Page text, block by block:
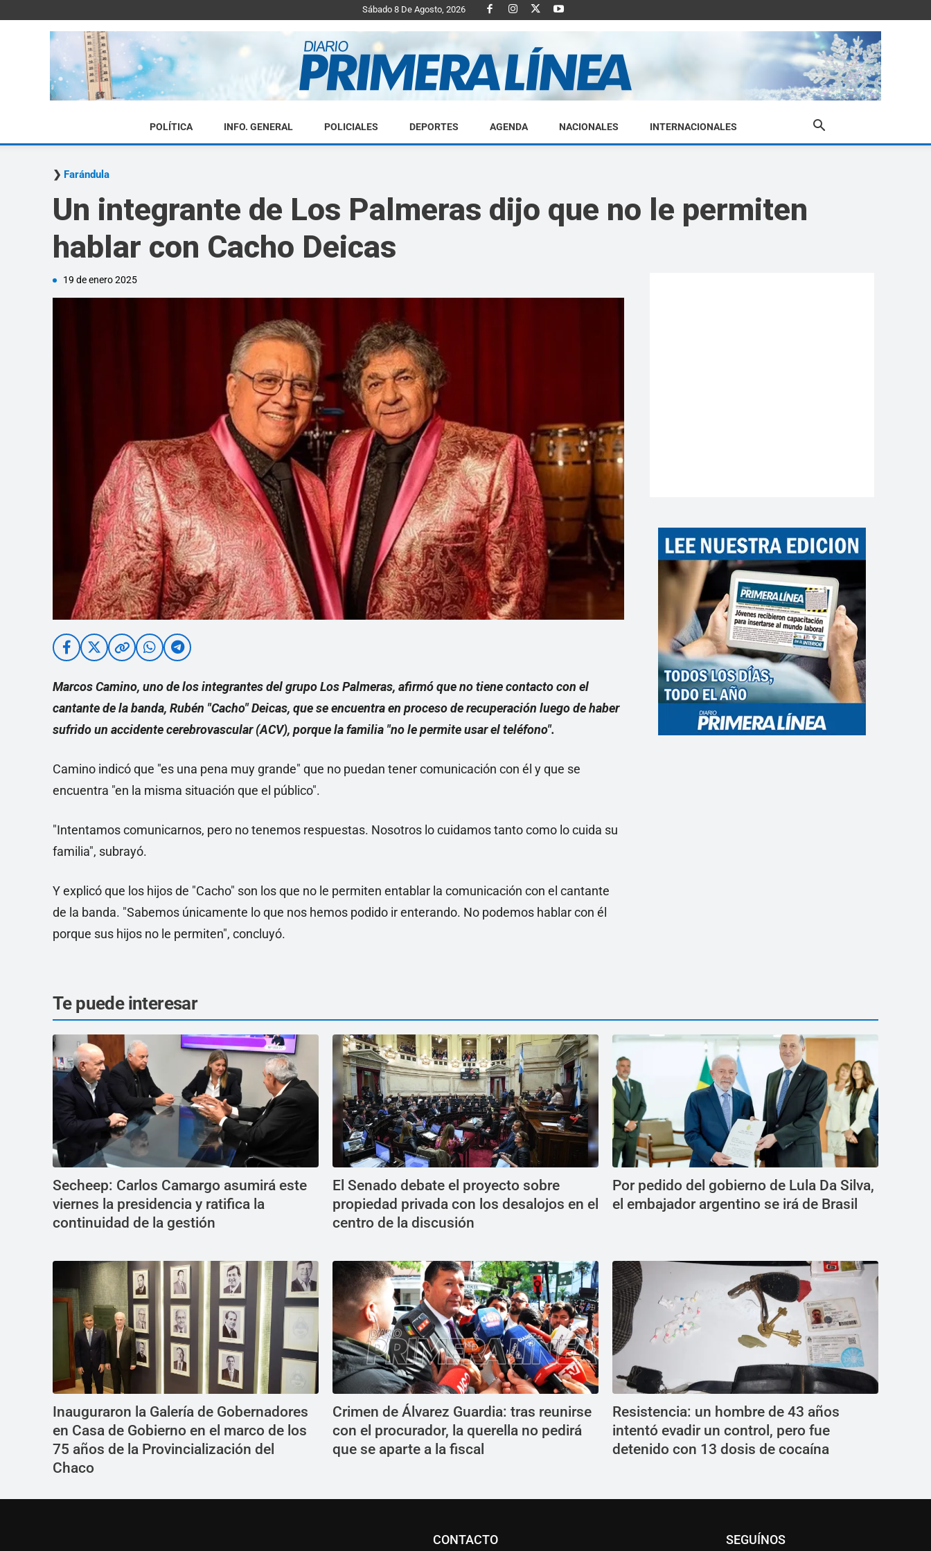
Sábado 8 De Agosto, 2026
Diario
POLÍTICA INFO. GENERAL POLICIALES DEPORTES AGENDA NACIONALES INTERNACIONALES
Farándula
Un integrante de Los Palmeras dijo que no le permiten
hablar con Cacho Deicas
19 de enero 2025
Marcos Camino, uno de los integrantes del grupo Los Palmeras, afirmó que no tiene contacto con el
cantante de la banda, Rubén "Cacho" Deicas, que se encuentra en proceso de recuperación luego de haber
sufrido un accidente cerebrovascular (ACV), porque la familia "no le permite usar el teléfono".
Camino indicó que "es una pena muy grande" que no puedan tener comunicación con él y que se
encuentra "en la misma situación que el público".
"Intentamos comunicarnos, pero no tenemos respuestas. Nosotros lo cuidamos tanto como lo cuida su
familia", subrayó.
Y explicó que los hijos de "Cacho" son los que no le permiten entablar la comunicación con el cantante
de la banda. "Sabemos únicamente lo que nos hemos podido ir enterando. No podemos hablar con él
porque sus hijos no le permiten", concluyó.
Te puede interesar
Secheep: Carlos Camargo asumirá este
viernes la presidencia y ratifica la
continuidad de la gestión
El Senado debate el proyecto sobre
propiedad privada con los desalojos en el
centro de la discusión
Por pedido del gobierno de Lula Da Silva,
el embajador argentino se irá de Brasil
Inauguraron la Galería de Gobernadores
en Casa de Gobierno en el marco de los
75 años de la Provincialización del
Chaco
Crimen de Álvarez Guardia: tras reunirse
con el procurador, la querella no pedirá
que se aparte a la fiscal
Resistencia: un hombre de 43 años
intentó evadir un control, pero fue
detenido con 13 dosis de cocaína
CONTACTO SEGUÍNOS